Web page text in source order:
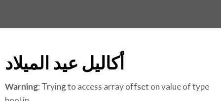
أكاليل عيد الميلاد
Warning: Trying to access array offset on value of type